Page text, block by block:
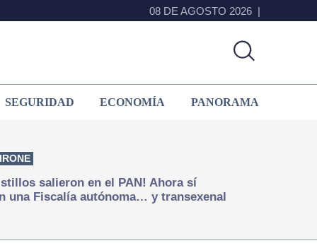
08 DE AGOSTO 2026
SEGURIDAD ECONOMÍA PANORAMA
salieron en el PAN! Ahora sí
una Fiscalía autónoma… y transexenal